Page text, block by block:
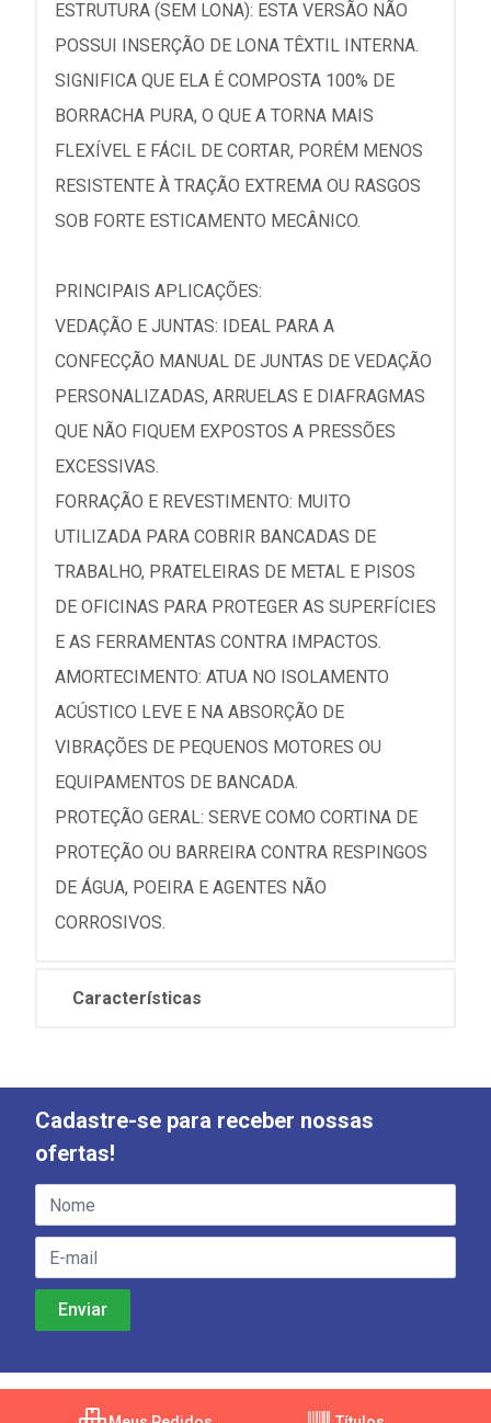
ESTRUTURA (SEM LONA): ESTA VERSÃO NÃO
POSSUI INSERÇÃO DE LONA TÊXTIL INTERNA.
SIGNIFICA QUE ELA É COMPOSTA 100% DE
BORRACHA PURA, O QUE A TORNA MAIS
FLEXÍVEL E FÁCIL DE CORTAR, PORÉM MENOS
RESISTENTE À TRAÇÃO EXTREMA OU RASGOS
SOB FORTE ESTICAMENTO MECÂNICO.
PRINCIPAIS APLICAÇÕES:
VEDAÇÃO E JUNTAS: IDEAL PARA A
CONFECÇÃO MANUAL DE JUNTAS DE VEDAÇÃO
PERSONALIZADAS, ARRUELAS E DIAFRAGMAS
QUE NÃO FIQUEM EXPOSTOS A PRESSÕES
EXCESSIVAS.
FORRAÇÃO E REVESTIMENTO: MUITO
UTILIZADA PARA COBRIR BANCADAS DE
TRABALHO, PRATELEIRAS DE METAL E PISOS
DE OFICINAS PARA PROTEGER AS SUPERFÍCIES
E AS FERRAMENTAS CONTRA IMPACTOS.
AMORTECIMENTO: ATUA NO ISOLAMENTO
ACÚSTICO LEVE E NA ABSORÇÃO DE
VIBRAÇÕES DE PEQUENOS MOTORES OU
EQUIPAMENTOS DE BANCADA.
PROTEÇÃO GERAL: SERVE COMO CORTINA DE
PROTEÇÃO OU BARREIRA CONTRA RESPINGOS
DE ÁGUA, POEIRA E AGENTES NÃO
CORROSIVOS.
Características
Cadastre-se para receber nossas
ofertas!